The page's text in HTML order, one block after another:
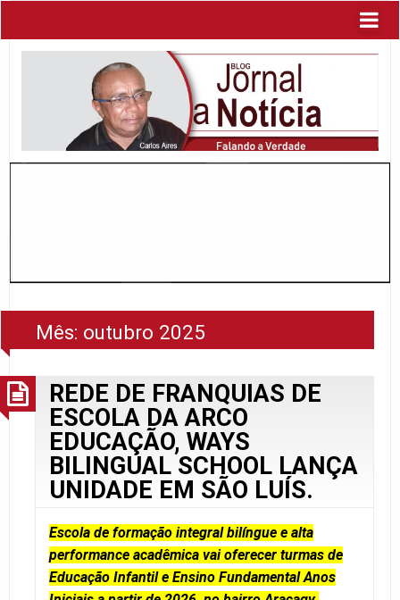
Mês: outubro 2025
REDE DE FRANQUIAS DE
ESCOLA DA ARCO
EDUCAÇÃO, WAYS
BILINGUAL SCHOOL LANÇA
UNIDADE EM SÃO LUÍS.
Escola de formação integral bilíngue e alta
performance acadêmica vai oferecer turmas de
Educação Infantil e Ensino Fundamental Anos